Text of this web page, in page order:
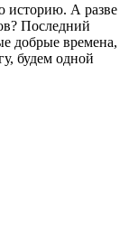
историю. А разве
Последний
добрые времена,
будем одной